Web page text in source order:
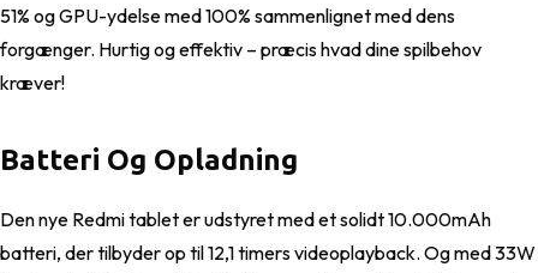
51% og GPU-ydelse med 100% sammenlignet med dens
forgænger. Hurtig og effektiv – præcis hvad dine spilbehov
kræver!
Batteri Og Opladning
Den nye Redmi tablet er udstyret med et solidt 10.000mAh
batteri, der tilbyder op til 12,1 timers videoplayback. Og med 33W